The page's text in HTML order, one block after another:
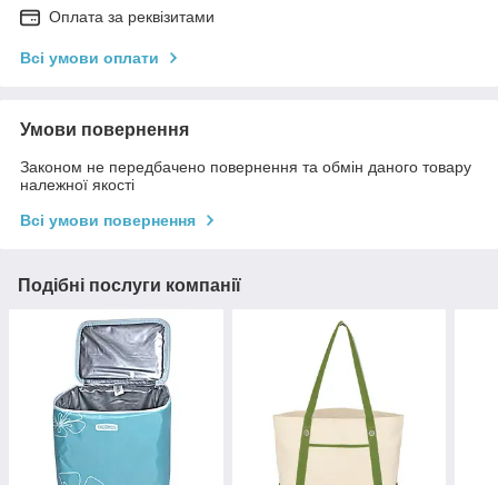
Оплата за реквізитами
Всі умови оплати
Умови повернення
Законом не передбачено повернення та обмін даного товару
належної якості
Всі умови повернення
Подібні послуги компанії